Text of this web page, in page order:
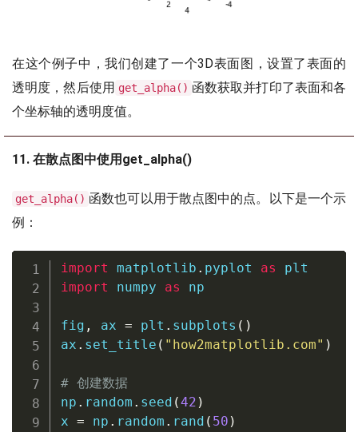
在这个例子中，我们创建了一个3D表面图，设置了表面的
透明度，然后使用 get_alpha() 函数获取并打印了表面和各
个坐标轴的透明度值。
11. 在散点图中使用get_alpha()
get_alpha() 函数也可以用于散点图中的点。以下是一个示
例：
import matplotlib . pyplot as
import numpy as np
fig , ax = plt . subplots ( )
ax . set_title ( "how2matplotlib.com" )
# 创建数据
np . random . seed (42 )
x = np . random . rand ( 50 )